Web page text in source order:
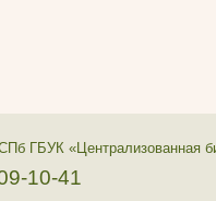
ГБУК «Централизованная
10-41